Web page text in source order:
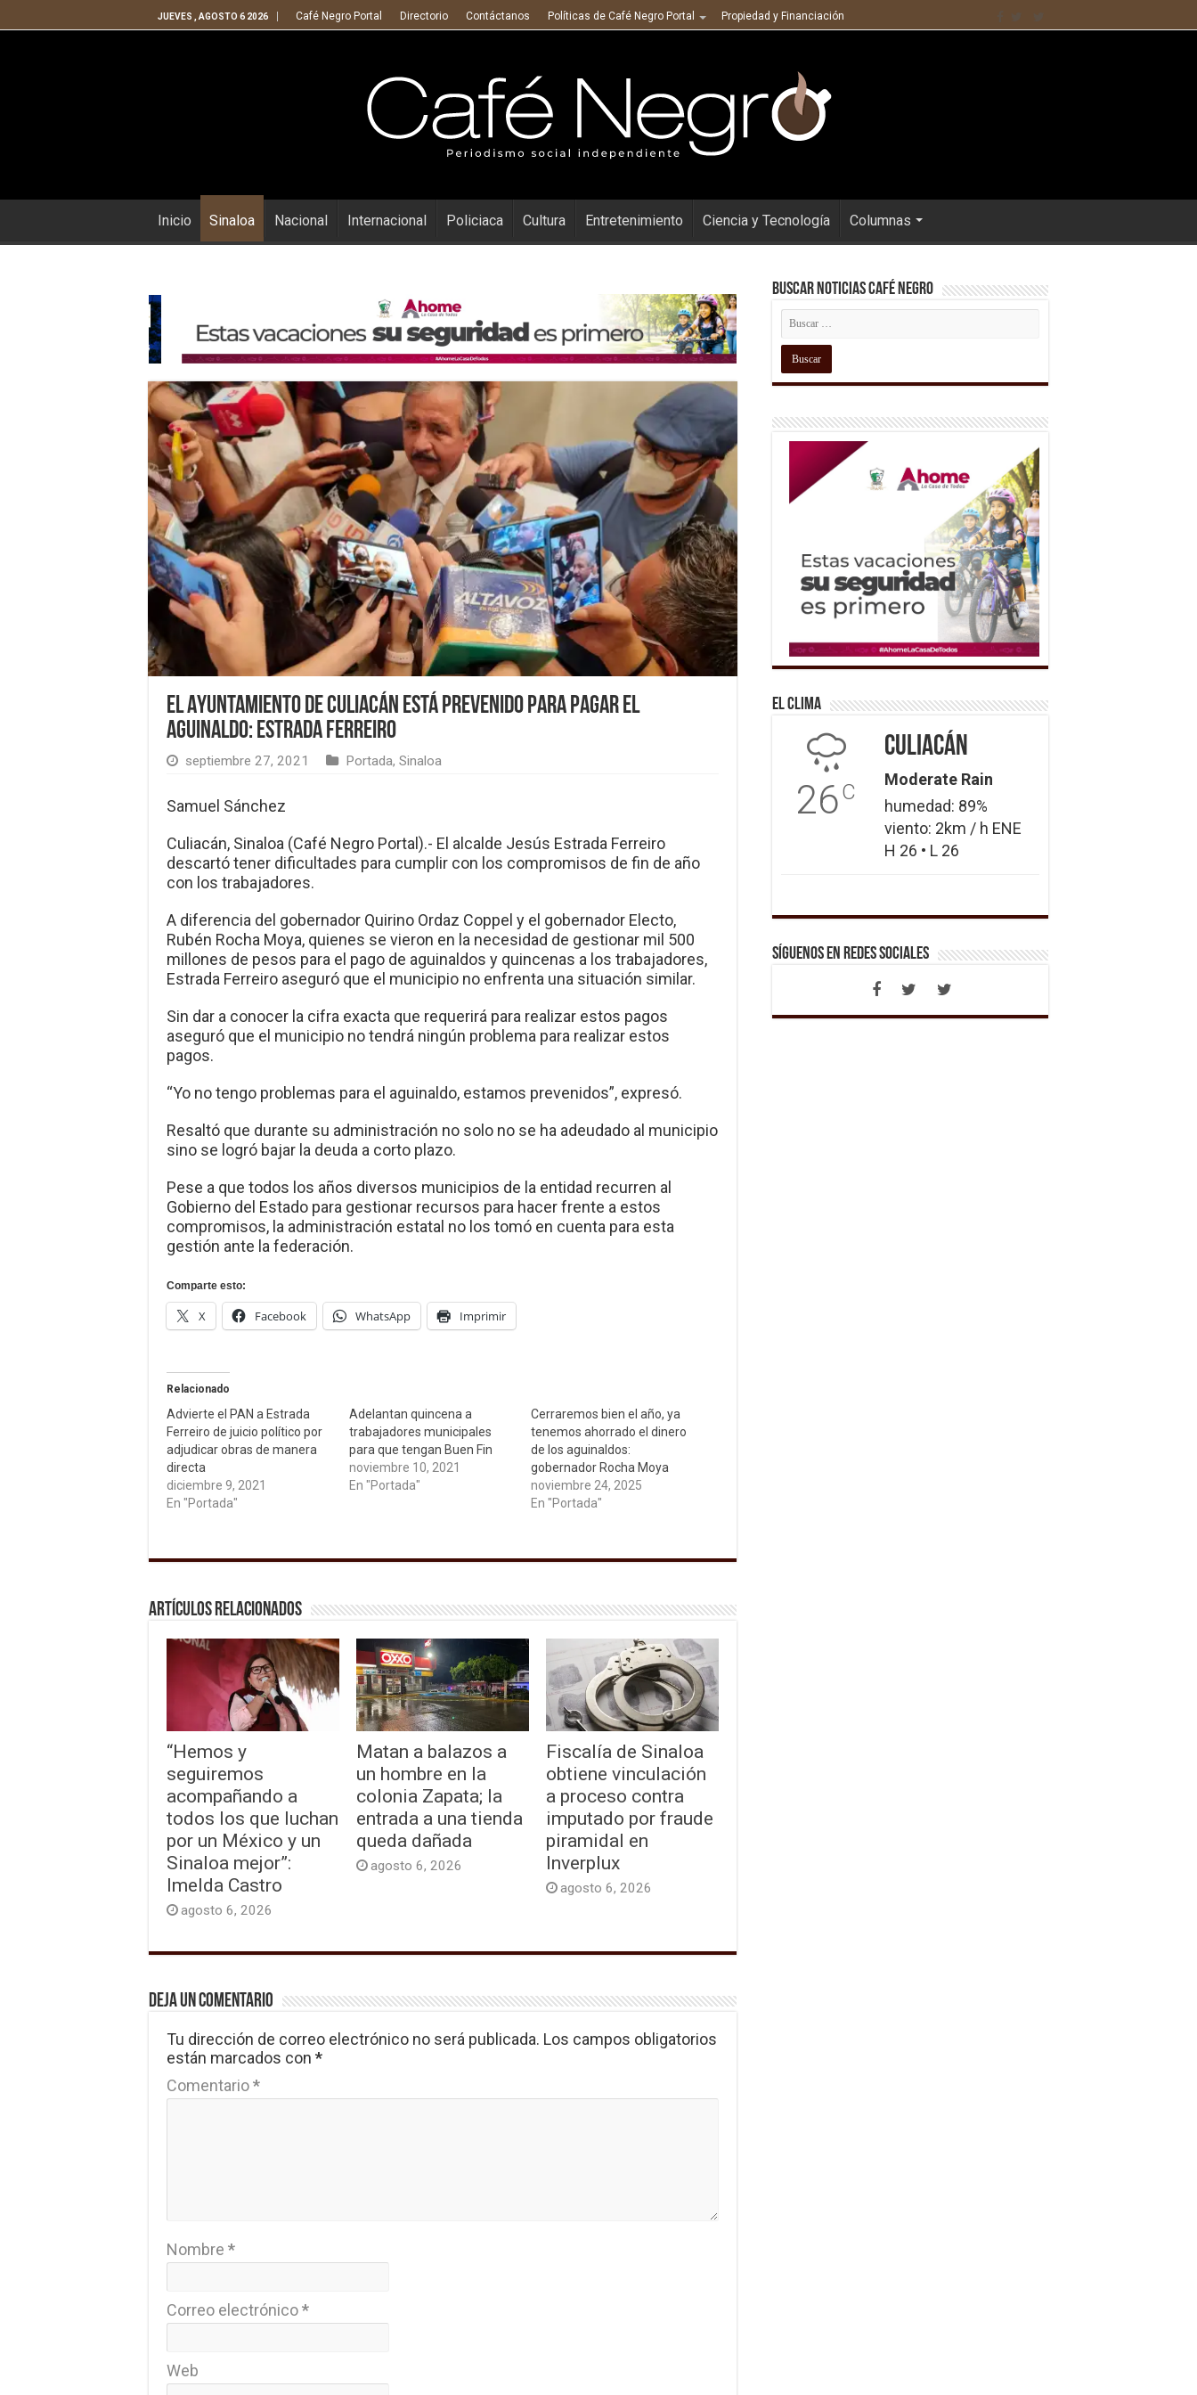
JUEVES , AGOSTO 6 2026 Café Negro Portal Directorio Contáctanos Políticas de Café Negro Portal Propiedad y Financiación
Inicio Sinaloa Nacional Internacional Policiaca Cultura Entretenimiento Ciencia y Tecnología Columnas
El Ayuntamiento de Culiacán está prevenido para pagar el
aguinaldo: Estrada Ferreiro
septiembre 27, 2021 Portada, Sinaloa
Samuel Sánchez
Culiacán, Sinaloa (Café Negro Portal).- El alcalde Jesús Estrada Ferreiro
descartó tener dificultades para cumplir con los compromisos de fin de año
con los trabajadores.
A diferencia del gobernador Quirino Ordaz Coppel y el gobernador Electo,
Rubén Rocha Moya, quienes se vieron en la necesidad de gestionar mil 500
millones de pesos para el pago de aguinaldos y quincenas a los trabajadores,
Estrada Ferreiro aseguró que el municipio no enfrenta una situación similar.
Sin dar a conocer la cifra exacta que requerirá para realizar estos pagos
aseguró que el municipio no tendrá ningún problema para realizar estos
pagos.
“Yo no tengo problemas para el aguinaldo, estamos prevenidos”, expresó.
Resaltó que durante su administración no solo no se ha adeudado al municipio
sino se logró bajar la deuda a corto plazo.
Pese a que todos los años diversos municipios de la entidad recurren al
Gobierno del Estado para gestionar recursos para hacer frente a estos
compromisos, la administración estatal no los tomó en cuenta para esta
gestión ante la federación.
Comparte esto:
X Facebook WhatsApp Imprimir
Relacionado
Advierte el PAN a Estrada
Ferreiro de juicio político por
adjudicar obras de manera
directa
diciembre 9, 2021
En "Portada"
Adelantan quincena a
trabajadores municipales
para que tengan Buen Fin
noviembre 10, 2021
En "Portada"
Cerraremos bien el año, ya
tenemos ahorrado el dinero
de los aguinaldos:
gobernador Rocha Moya
noviembre 24, 2025
En "Portada"
Artículos relacionados
“Hemos y
seguiremos
acompañando a
todos los que luchan
por un México y un
Sinaloa mejor”:
Imelda Castro
agosto 6, 2026
Matan a balazos a
un hombre en la
colonia Zapata; la
entrada a una tienda
queda dañada
agosto 6, 2026
Fiscalía de Sinaloa
obtiene vinculación
a proceso contra
imputado por fraude
piramidal en
Inverplux
agosto 6, 2026
Deja un comentario
Tu dirección de correo electrónico no será publicada. Los campos obligatorios
están marcados con *
Comentario*
Nombre *
Correo electrónico*
Web
Buscar Noticias Café Negro
El Clima
26C
Culiacán
Moderate Rain
humedad: 89%
viento: 2km / h ENE
H 26 • L 26
Síguenos en Redes Sociales